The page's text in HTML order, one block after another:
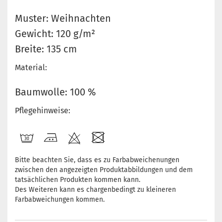
Muster: Weihnachten
Gewicht: 120 g/m²
Breite: 135 cm
Material:
Baumwolle: 100 %
Pflegehinweise:
Bitte beachten Sie, dass es zu Farbabweichenungen
zwischen den angezeigten Produktabbildungen und dem
tatsächlichen Produkten kommen kann.
Des Weiteren kann es chargenbedingt zu kleineren
Farbabweichungen kommen.